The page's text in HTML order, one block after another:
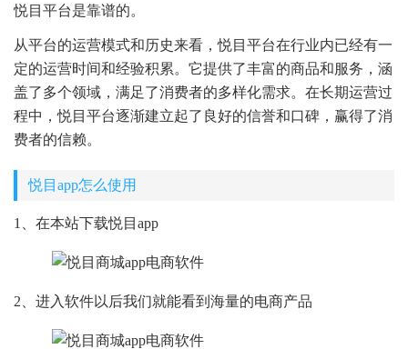
悦目平台是靠谱的。
从平台的运营模式和历史来看，悦目平台在行业内已经有一
定的运营时间和经验积累。它提供了丰富的商品和服务，涵
盖了多个领域，满足了消费者的多样化需求。在长期运营过
程中，悦目平台逐渐建立起了良好的信誉和口碑，赢得了消
费者的信赖。
悦目app怎么使用
1、在本站下载悦目app
2、进入软件以后我们就能看到海量的电商产品